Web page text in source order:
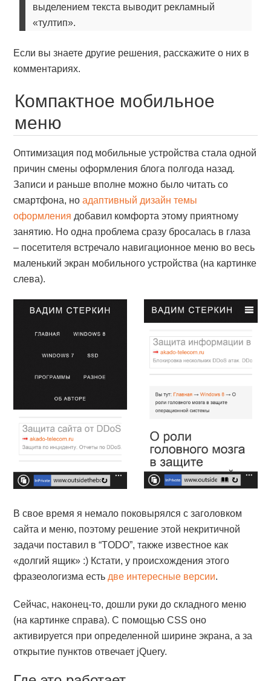
выделением текста выводит рекламный
«тултип».
Если вы знаете другие решения, расскажите о них в
комментариях.
Компактное мобильное
меню
Оптимизация под мобильные устройства стала одной
причин смены оформления блога полгода назад.
Записи и раньше вполне можно было читать со
смартфона, ноадаптивный дизайн темы
оформления добавил комфорта этому приятному
занятию. Но одна проблема сразу бросалась в глаза
– посетителя встречало навигационное меню во весь
маленький экран мобильного устройства (на картинке
слева).
В свое время я немало поковырялся с заголовком
сайта и меню, поэтому решение этой некритичной
задачи поставил в “TODO”, также известное как
«долгий ящик» :) Кстати, у происхождения этого
фразеологизма есть две интересные версии.
Сейчас, наконец-то, дошли руки до складного меню
(на картинке справа). С помощью CSS оно
активируется при определенной ширине экрана, а за
открытие пунктов отвечает jQuery.